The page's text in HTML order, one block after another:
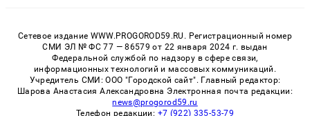
Сетевое издание WWW.PROGOROD59.RU. Регистрационный номер
СМИ ЭЛ № ФС 77 — 86579 от 22 января 2024 г. выдан
Федеральной службой по надзору в сфере связи,
информационных технологий и массовых коммуникаций.
Учредитель СМИ: ООО "Городской сайт". Главный редактор:
Шарова Анастасия Александровна Электронная почта редакции:
news@progorod59.ru
Телефон редакции: +7 (922) 335-53-79